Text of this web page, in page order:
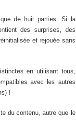
de huit parties. Si la
des surprises, des
et rejouée sans
en utilisant tous,
avec les autres
!
du contenu, autre que le